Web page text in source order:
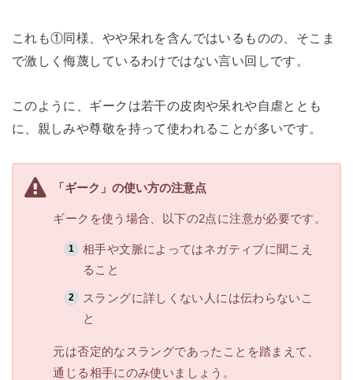
これも①同様、やや呆れを含んではいるものの、そこま
で激しく侮蔑しているわけではない言い回しです。
このように、ギークは若干の皮肉や呆れや自虐ととも
に、親しみや尊敬を持って使われることが多いです。
「ギーク」の使い方の注意点
ギークを使う場合、以下の2点に注意が必要です。
相手や文脈によってはネガティブに聞こえ
ること
スラングに詳しくない人には伝わらないこ
と
元は否定的なスラングであったことを踏まえて、
通じる相手にのみ使いましょう。